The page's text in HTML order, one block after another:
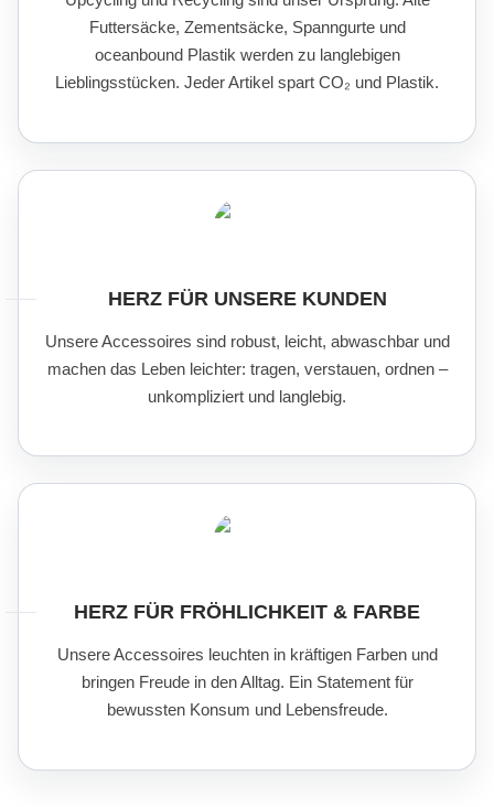
Futtersäcke, Zementsäcke, Spanngurte und
oceanbound Plastik werden zu langlebigen
Lieblingsstücken. Jeder Artikel spart CO₂ und Plastik.
HERZ FÜR UNSERE KUNDEN
Unsere Accessoires sind robust, leicht, abwaschbar und
machen das Leben leichter: tragen, verstauen, ordnen –
unkompliziert und langlebig.
HERZ FÜR FRÖHLICHKEIT & FARBE
Unsere Accessoires leuchten in kräftigen Farben und
bringen Freude in den Alltag. Ein Statement für
bewussten Konsum und Lebensfreude.